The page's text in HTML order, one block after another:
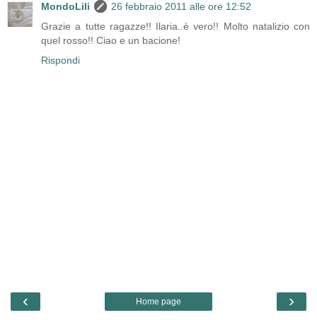
MondoLili
26 febbraio 2011 alle ore 12:52
Grazie a tutte ragazze!! Ilaria..è vero!! Molto natalizio con
quel rosso!! Ciao e un bacione!
Rispondi
‹ ›
Home page